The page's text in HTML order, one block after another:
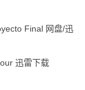
Final 网盘/迅
迅雷下载